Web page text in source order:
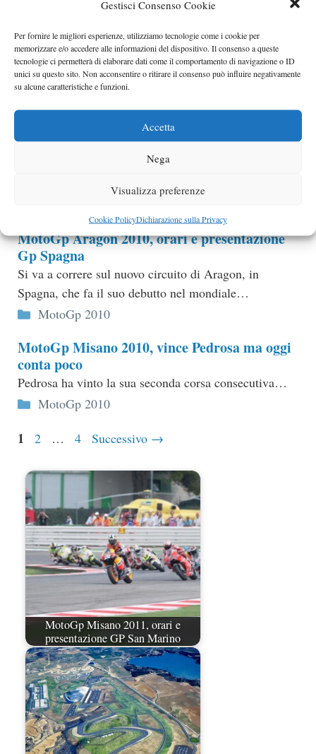
Gestisci Consenso Cookie
Per fornire le migliori esperienze, utilizziamo tecnologie come i cookie per
memorizzare e/o accedere alle informazioni del dispositivo. Il consenso a queste
tecnologie ci permetterà di elaborare dati come il comportamento di navigazione o ID
unici su questo sito. Non acconsentire o ritirare il consenso può influire negativamente
su alcune caratteristiche e funzioni.
Accetta
Nega
Visualizza preferenze
Cookie PolicyDichiarazione sulla Privacy
vittoria
Casey Stoner ha riportato alla vittoria la Ducati nel
Gran Premio di Aragon.
Categorie
MotoGp 2010
MotoGp Aragon 2010, Stoner in pole position
Nelle qualifiche del Gran Premio di Spagna, sul nuovo
circuito di Aragon, il più veloce di tutti è stato Casey
MotoGp Aragon 2010, orari e presentazione
Gp Spagna
Si va a correre sul nuovo circuito di Aragon, in
Spagna, che fa il suo debutto nel mondiale…
Categorie
MotoGp 2010
MotoGp Misano 2010, vince Pedrosa ma oggi
conta poco
Pedrosa ha vinto la sua seconda corsa consecutiva…
Categorie
MotoGp 2010
Pagina
1 Pagina
2 … Pagina
4 Successivo →
MotoGp Misano 2011, orari e
presentazione GP San Marino